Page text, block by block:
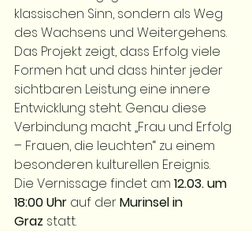
klassischen Sinn, sondern als Weg
des Wachsens und Weitergehens.
Das Projekt zeigt, dass Erfolg viele
Formen hat und dass hinter jeder
sichtbaren Leistung eine innere
Entwicklung steht. Genau diese
Verbindung macht „Frau und Erfolg
– Frauen, die leuchten“ zu einem
besonderen kulturellen Ereignis.
Die Vernissage findet am 12.03. um
18:00 Uhr auf der Murinsel in
Graz statt.